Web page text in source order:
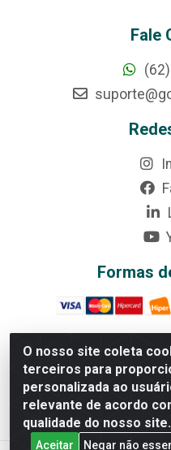
O nosso site coleta
terceiros para
personalizada ao
relevante de acordo
qualidade do nosso site.
Aceitar Negar não
Fale
Formas
Rede Brasil - Avenida
Américas II Etapa -